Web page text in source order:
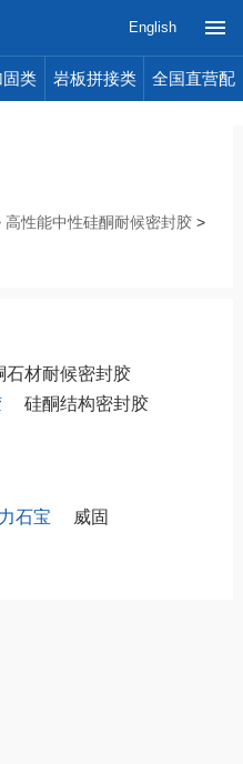
English
类 岩板拼接类 全国直营配
高性能中性硅酮耐候密封胶>
石材耐候密封胶
硅酮结构密封胶
力石宝
威固